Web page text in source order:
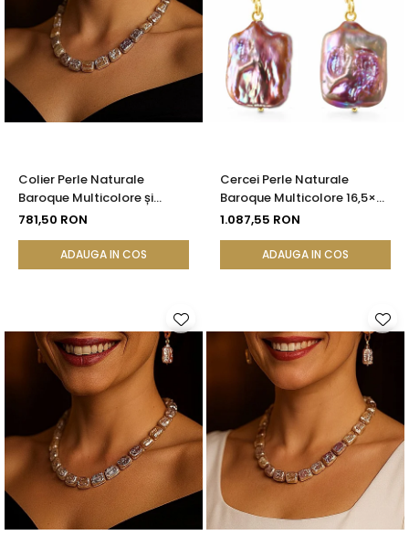
Colier Perle Naturale
Baroque Multicolore și
Închizătoare Argint 925 |
781,50 RON
ADAUGA IN COS
Cercei Perle Naturale
Baroque Multicolore 16,5×25
mm, Aur 14K (aur 585),
1.087,55 RON
ADAUGA IN COS